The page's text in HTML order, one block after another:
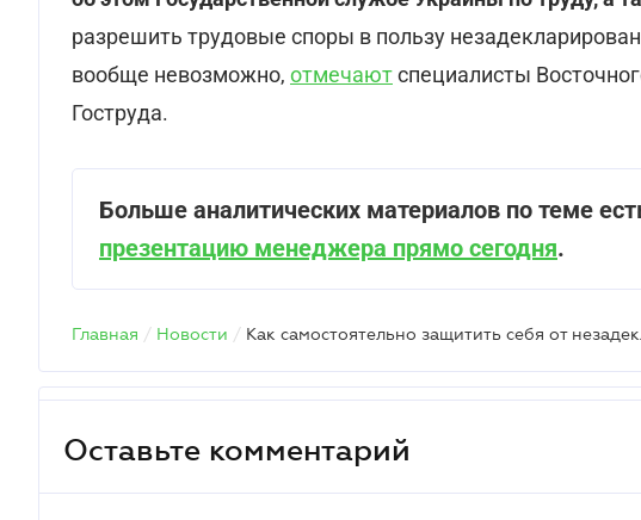
разрешить трудовые споры в пользу
вообще невозможно, отмечаютспециалисты
Гоструда.
Больше аналитических материалов по теме
презентацию менеджера прямо сегодня.
Главная / Новости /
Оставьте комментарий